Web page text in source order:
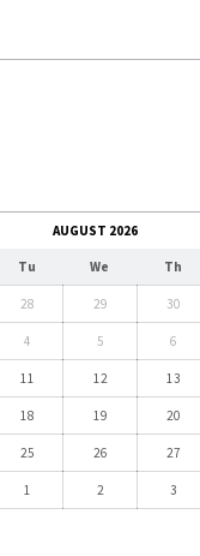
AUGUST 2026
Tu We Th
28 29 30
4 5 6
11 12 13
18 19 20
25 26 27
1 2 3